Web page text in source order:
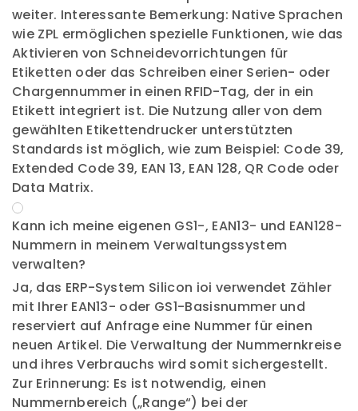
weiter. Interessante Bemerkung: Native Sprachen
wie ZPL ermöglichen spezielle Funktionen, wie das
Aktivieren von Schneidevorrichtungen für
Etiketten oder das Schreiben einer Serien- oder
Chargennummer in einen RFID-Tag, der in ein
Etikett integriert ist. Die Nutzung aller von dem
gewählten Etikettendrucker unterstützten
Standards ist möglich, wie zum Beispiel: Code 39,
Extended Code 39, EAN 13, EAN 128, QR Code oder
Data Matrix.
Kann ich meine eigenen GS1-, EAN13- und EAN128-
Nummern in meinem Verwaltungssystem
verwalten?
Ja, das ERP-System Silicon ioi verwendet Zähler
mit Ihrer EAN13- oder GS1-Basisnummer und
reserviert auf Anfrage eine Nummer für einen
neuen Artikel. Die Verwaltung der Nummernkreise
und ihres Verbrauchs wird somit sichergestellt.
Zur Erinnerung: Es ist notwendig, einen
Nummernbereich („Range“) bei der